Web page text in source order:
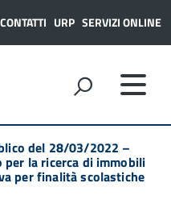
CONTATTI URP SERVIZI ONLINE
del 28/03/2022 –
la ricerca di immobili
per finalità scolastiche